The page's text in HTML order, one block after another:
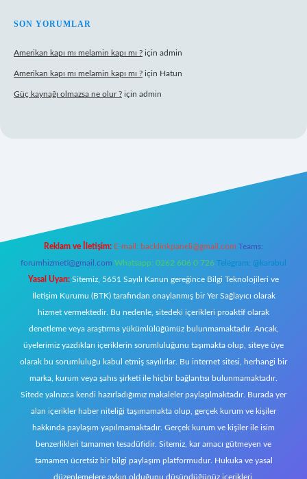
SON YORUMLAR
Amerikan kapı mı melamin kapı mı ? için admin
Amerikan kapı mı melamin kapı mı ? için Hatun
Güç kaynağı olmazsa ne olur ? için admin
Reklam ve İletişim: E-mail: backlinkpaneli@gmail.com Teams:
forumhizmeti@gmail.com Whatsapp: 0262 606 0 726 Telegram: @karabul
Yasal Uyarı: Sitemiz, 5651 Sayılı Kanun gereğince Bilgi Teknolojileri ve
İletişim Kurumu (BTK) tarafından onaylanmış bir Yer Sağlayıcı olarak
hizmet vermektedir. Bu nedenle, sitedeki içerikleri proaktif olarak
denetleme veya araştırma yükümlülüğümüz bulunmamaktadır. Ancak,
üyelerimiz yazdıkları içeriklerin sorumluluğunu taşımakta olup, siteye üye
olarak bu sorumluluğu kabul etmiş sayılırlar. Bu internet sitesi, herhangi bir
marka, kurum veya şahıs şirketi ile hiçbir bağlantısı bulunmamaktadır.
Sitede yalnızca kendi hazırladığımız makaleler paylaşılmaktadır. Burada yer
alan içerikler haber niteliği taşımamakta olup, gerçek kurum ve kişiler
hakkında paylaşım yapılmamaktadır. Gerçek kurum ve kişiler ile isim
benzerlikleri tamamen tesadüfidir. Sitemiz, kar amacı gütmeyen ve
tamamen ücretsiz bir bilgi paylaşım platformudur. Hukuka ve yasal
düzenlemelere aykırı olduğunu düşündüğünüz içerikleri,